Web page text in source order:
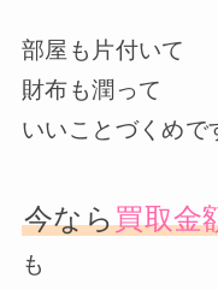
部屋も片付いて
財布も潤って
いいことづくめで
今なら買取金
も